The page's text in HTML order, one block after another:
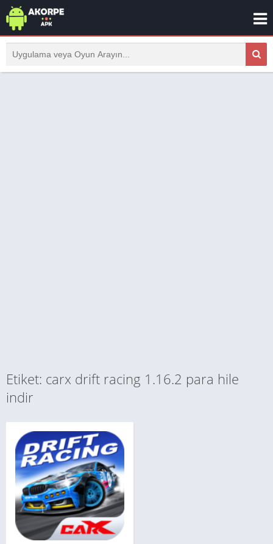
Etiket: carx drift racing 1.16.2 para hile
indir